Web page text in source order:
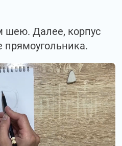
шею. Далее, корпус
прямоугольника.